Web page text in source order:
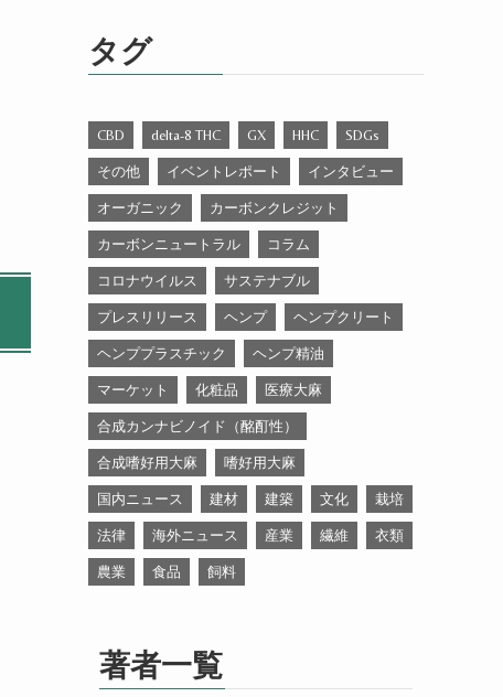
ー
タグ
CBD delta-8 THC GX HHC SDGs
その他 イベントレポート インタビュー
オーガニック カーボンクレジット
カーボンニュートラル コラム
コロナウイルス サステナブル
プレスリリース ヘンプ ヘンプクリート
ヘンププラスチック ヘンプ精油
マーケット 化粧品 医療大麻
合成カンナビノイド（酩酊性）
合成嗜好用大麻 嗜好用大麻
国内ニュース 建材 建築 文化 栽培
法律 海外ニュース 産業 繊維 衣類
農業 食品 飼料
著者一覧